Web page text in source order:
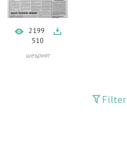
2199
510
шеърият
Filter